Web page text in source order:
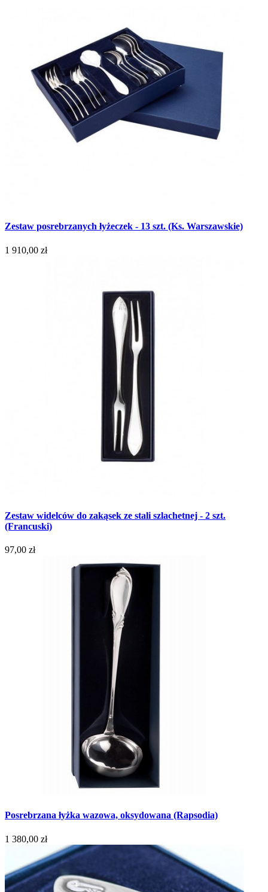
Zestaw posrebrzanych łyżeczek - 13 szt. (Ks. Warszawskie)
1 910,00 zł
Zestaw widelców do zakąsek ze stali szlachetnej - 2 szt.
(Francuski)
97,00 zł
Posrebrzana łyżka wazowa, oksydowana (Rapsodia)
1 380,00 zł